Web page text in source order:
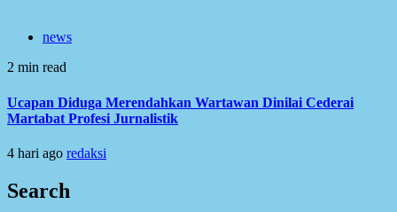
news
2 min read
Ucapan Diduga Merendahkan Wartawan Dinilai Cederai
Martabat Profesi Jurnalistik
4 hari ago redaksi
Search